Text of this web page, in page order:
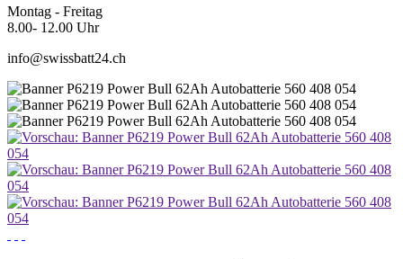
Montag - Freitag
8.00- 12.00 Uhr
info@swissbatt24.ch